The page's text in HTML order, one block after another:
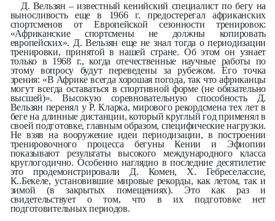
Д. Вельзян – известный кенийский специалист по бегу на
выносливость еще в 1966 г. предостерегал африканских
спортсменов от Европейской сезонности тренировок:
«Африканские спортсмены не должны копировать
европейских». Д. Вельзян еще не знал тогда о периодизации
тренировки, принятой в нашей стране. Об этом он узнает
только в 1968 г., когда отечественные научные работы по
этому вопросу будут переведены за рубежом. Его точка
зрения: «В Африке всегда хорошая погода, так что африканцы
могут всегда оставаться в спортивной форме (не обязательно
высшей)». Высокую соревновательную способность Д.
Вельзян перенял у Р. Кларка, мирового рекордсмена тех лет в
беге на длинные дистанции, который круглый год применял в
своей подготовке, главным образом, специфические нагрузки.
Не взяв на вооружение идеи периодизации, в построении
тренировочного процесса бегуны Кении и Эфиопии
показывают результаты высокого международного класса
круглогодично. Особенно наглядно в последние десятилетие
это продемонстрировали Д. Комен, Х. Гебреселассие,
К..Бекеле, установившие мировые рекорды, как летом, так и
зимой (в закрытых помещениях). Это как раз и
свидетельствует о том, что в их подготовке нет
подготовительных периодов.